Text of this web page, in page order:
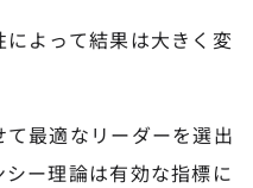
よって結果は大きく変
最適なリーダーを選出
ー理論は有効な指標に